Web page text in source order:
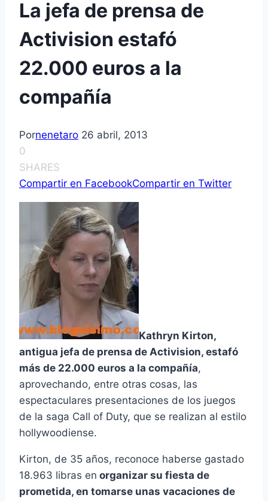
La jefa de prensa de
Activision estafó
22.000 euros a la
compañí­a
Pornenetaro 26 abril, 2013
0
SHARES
Compartir en FacebookCompartir en Twitter
Kathryn Kirton,
antigua jefa de prensa de Activision, estafó
más de 22.000 euros a la compañí­a,
aprovechando, entre otras cosas, las
espectaculares presentaciones de los juegos
de la saga Call of Duty, que se realizan al estilo
hollywoodiense.
Kirton, de 35 años, reconoce haberse gastado
18.963 libras en organizar su fiesta de
prometida, en tomarse unas vacaciones de